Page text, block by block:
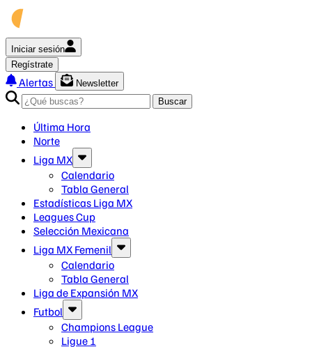
Iniciar sesión
Regístrate
Alertas
Newsletter
Buscar
Última Hora
Norte
Liga MX
Calendario
Tabla General
Estadísticas Liga MX
Leagues Cup
Selección Mexicana
Liga MX Femenil
Calendario
Tabla General
Liga de Expansión MX
Futbol
Champions League
Ligue 1